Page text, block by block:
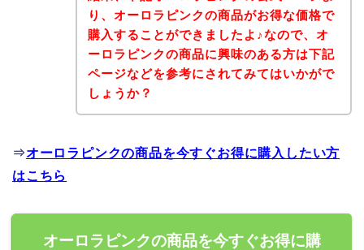
り、オーロラピンクの商品がお得な価格で
購入することができましたよ♪なので、オ
ーロラピンクの商品に興味のある方は下記
ページなどを参考にされてみてはいかがで
しょうか？
⇒オーロラピンクの商品を今すぐお得に購入したい方
はこちら
オーロラピンクの商品を今すぐお得に購